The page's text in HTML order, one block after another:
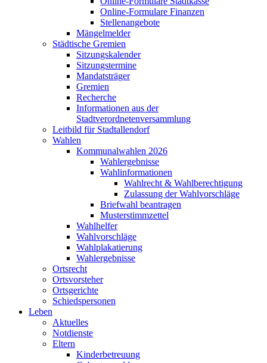
Online-Formulare Finanzen
Stellenangebote
Mängelmelder
Städtische Gremien
Sitzungskalender
Sitzungstermine
Mandatsträger
Gremien
Recherche
Informationen aus der
Stadtverordnetenversammlung
Leitbild für Stadtallendorf
Wahlen
Kommunalwahlen 2026
Wahlergebnisse
Wahlinformationen
Wahlrecht & Wahlberechtigung
Zulassung der Wahlvorschläge
Briefwahl beantragen
Musterstimmzettel
Wahlhelfer
Wahlvorschläge
Wahlplakatierung
Wahlergebnisse
Ortsrecht
Ortsvorsteher
Ortsgerichte
Schiedspersonen
Leben
Aktuelles
Notdienste
Eltern
Kinderbetreuung